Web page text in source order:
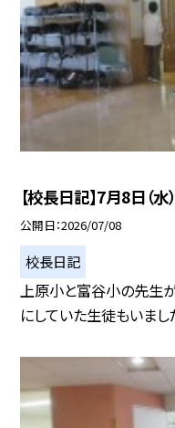
【校長日記】7月8日（
公開日 2026/07/08
校長日記
上原小と富谷小の先生
にしていた生徒もいまし